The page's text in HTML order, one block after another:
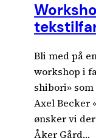
Bli med på
workshop i
shibori»
Axel Becker
ønsker vi
Åker Gård…